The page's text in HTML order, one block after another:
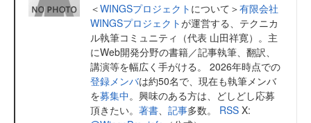
＜WINGSプロジェクト について＞有限会社
WINGSプロジェクトが運営する、テクニカ
ル執筆コミュニティ（代表 山田祥寛）。主
にWeb開発分野の書籍／記事執筆、翻訳、
講演等を幅広く手がける。 2026年時点での
登録メンバは約50名で、現在も執筆メンバ
を募集中。興味のある方は、どしどし応募
頂きたい。 著書 記事多数。 RSS X: